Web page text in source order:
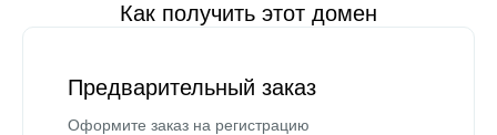
Как получить этот домен
Предварительный заказ
Оформите заказ на регистрацию